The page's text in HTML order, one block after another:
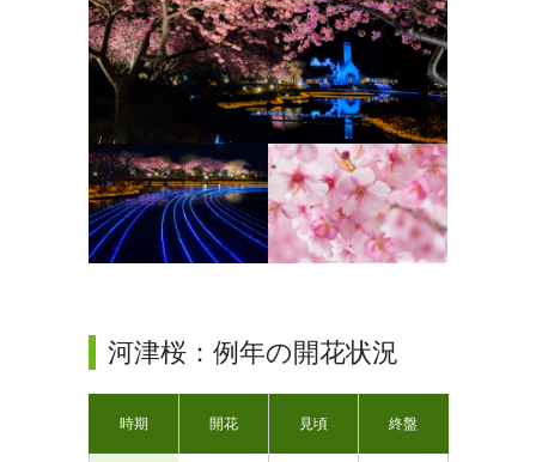
河津桜：例年の開花状況
時期 開花 見頃 終盤